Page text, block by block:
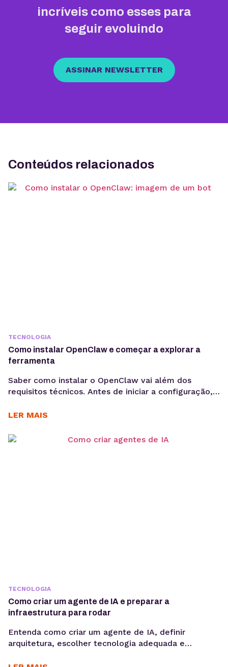
incríveis como esses para
seguir evoluindo
ASSINAR NEWSLETTER
Conteúdos relacionados
TECNOLOGIA
Como instalar OpenClaw e começar a explorar a
ferramenta
Saber como instalar o OpenClaw vai além dos
requisitos técnicos. Antes de iniciar a configuração,
casos de uso e como a ferramenta pode contribuir
OpenClaw centraliza a criação e operação de
LER MAIS
TECNOLOGIA
Como criar um agente de IA e preparar a
infraestrutura para rodar
Entenda como criar um agente de IA, definir
arquitetura, escolher tecnologia adequada e